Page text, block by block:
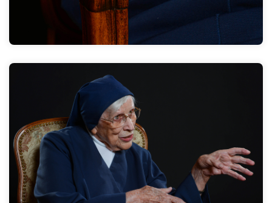
Dann bin ich 1960 nach Düsseldorf gekommen und bin
dort 35 Jahre geblieben- davon 30 Jahre als
Pflegedienstleitung. Aber nicht nur auf Station. Ich
habe dort einige Stationen durchlaufen.
Zum Interview